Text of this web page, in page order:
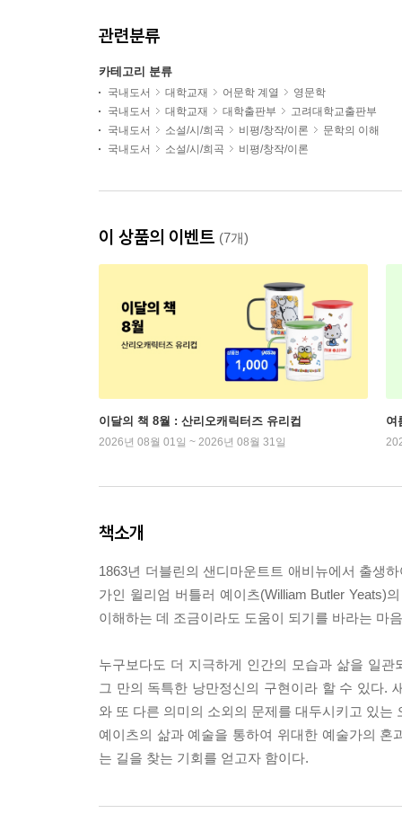
관련분류
카테고리 분류
국내도서 대학교재 어문학 계열
영문학
국내도서
대학교재 대학출판부
고려대학교출판부
국내도서
소설/시/희곡 비평/창작/이론
문학의 이해
국내도서
소설/시/희곡 비평/창작/이론
이 상품의 이벤트 (7개)
이달의 책 8월 : 산리오캐릭터즈 유리컵
2026년 08월 01일 ~ 2026년 08월 31일
여
책소개
1863년 더블린의 샌디마운트트 애비뉴에서 출생
가인 윌리엄 버틀러 예이츠(William Butler Yeats)
이해하는 데 조금이라도 도움이 되기를 바라는 마
누구보다도 더 지극하게 인간의 모습과 삶을 일
그 만의 독특한 낭만정신의 구현이라 할 수 있다.
와 또 다른 의미의 소외의 문제를 대두시키고 있
예이츠의 삶과 예술을 통하여 위대한 예술가의
는 길을 찾는 기회를 얻고자 함이다.